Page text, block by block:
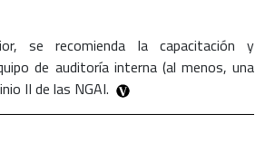
se recomienda la capacitación y
de auditoría interna (al menos, una
II de las NGAI.